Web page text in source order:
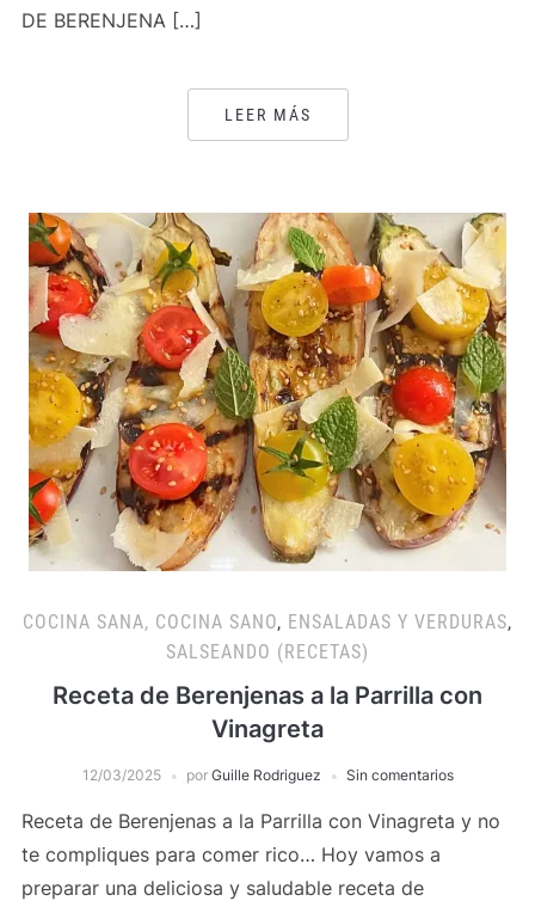
DE BERENJENA […]
LEER MÁS
COCINA SANA, COCINA SANO, ENSALADAS Y VERDURAS,
SALSEANDO (RECETAS)
Receta de Berenjenas a la Parrilla con
Vinagreta
12/03/2025 por Guille Rodriguez Sin comentarios
Receta de Berenjenas a la Parrilla con Vinagreta y no
te compliques para comer rico… Hoy vamos a
preparar una deliciosa y saludable receta de